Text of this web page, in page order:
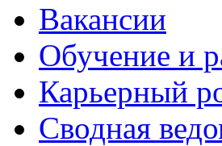
Вакансии
Обучение и
Карьерный
Сводная